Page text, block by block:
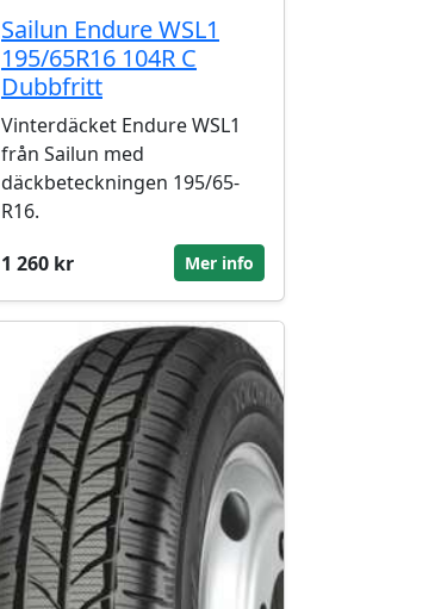
Sailun Endure WSL1
195/65R16 104R C
Dubbfritt
Vinterdäcket Endure WSL1
från Sailun med
däckbeteckningen 195/65-
R16.
1 260 kr
Mer info